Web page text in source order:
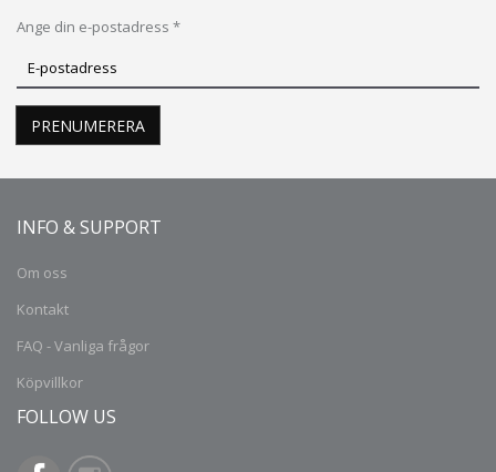
Ange din e-postadress *
Prenumerera
vårt
nyhetsbrev
PRENUMERERA
INFO & SUPPORT
Om oss
Kontakt
FAQ - Vanliga frågor
Köpvillkor
FOLLOW US